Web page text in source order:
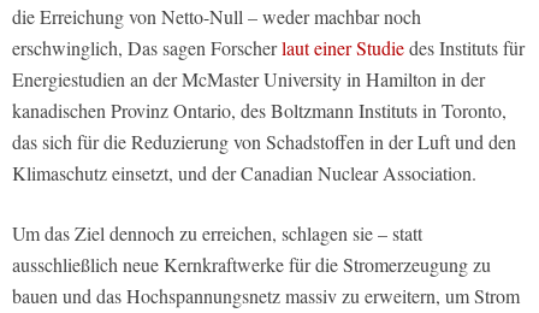
die Erreichung von Netto-Null – weder machbar noch
erschwinglich, Das sagen Forscherlaut einer Studiedes Instituts für
Energiestudien an der McMaster University in Hamilton in der
kanadischen Provinz Ontario, des Boltzmann Instituts in Toronto,
das sich für die Reduzierung von Schadstoffen in der Luft und den
Klimaschutz einsetzt, und der Canadian Nuclear Association.
Um das Ziel dennoch zu erreichen, schlagen sie – statt
ausschließlich neue Kernkraftwerke für die Stromerzeugung zu
bauen und das Hochspannungsnetz massiv zu erweitern, um Strom